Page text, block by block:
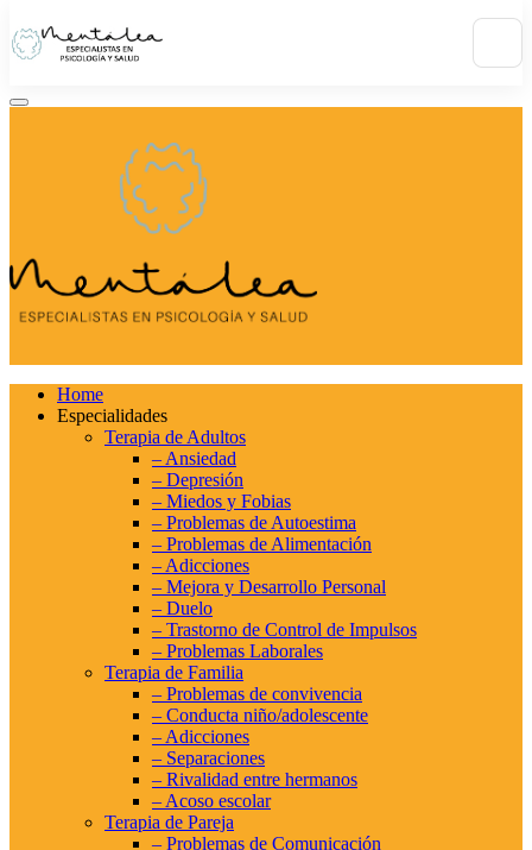
Home
Especialidades
Terapia de Adultos
– Ansiedad
– Depresión
– Miedos y Fobias
– Problemas de Autoestima
– Problemas de Alimentación
– Adicciones
– Mejora y Desarrollo Personal
– Duelo
– Trastorno de Control de Impulsos
– Problemas Laborales
Terapia de Familia
– Problemas de convivencia
– Conducta niño/adolescente
– Adicciones
– Separaciones
– Rivalidad entre hermanos
– Acoso escolar
Terapia de Pareja
– Problemas de Comunicación